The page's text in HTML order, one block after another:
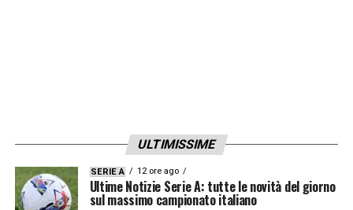
ULTIMISSIME
SERIE A 12 ore ago
Ultime Notizie Serie A: tutte le novità del giorno
sul massimo campionato italiano